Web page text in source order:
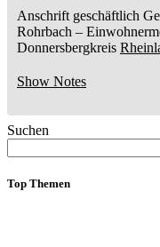
Anschrift geschäftlich
Rohrbach –
Donnersbergkreis
Show Notes
Suchen
Top Themen